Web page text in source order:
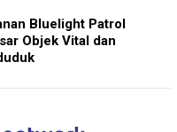
Bluelight Patrol
Objek Vital dan